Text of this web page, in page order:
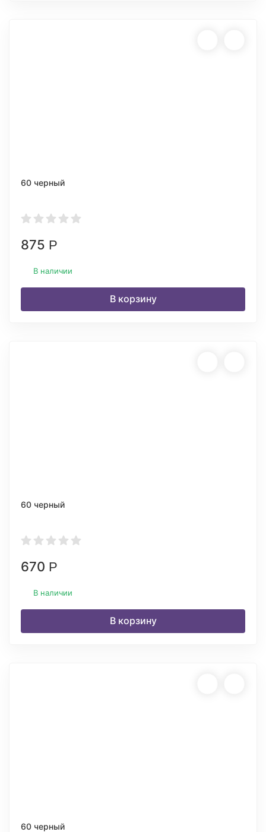
60 черный
875 Р
В наличии
В корзину
60 черный
670 Р
В наличии
В корзину
60 черный